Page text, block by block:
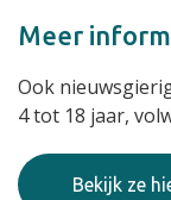
Meer
Ook
4 tot 18 jaar,
Bekijk ze